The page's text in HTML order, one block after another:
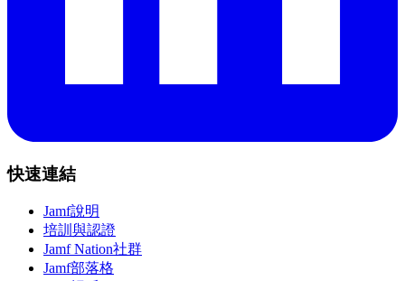
快速連結
Jamf說明
培訓與認證
Jamf Nation社群
Jamf部落格